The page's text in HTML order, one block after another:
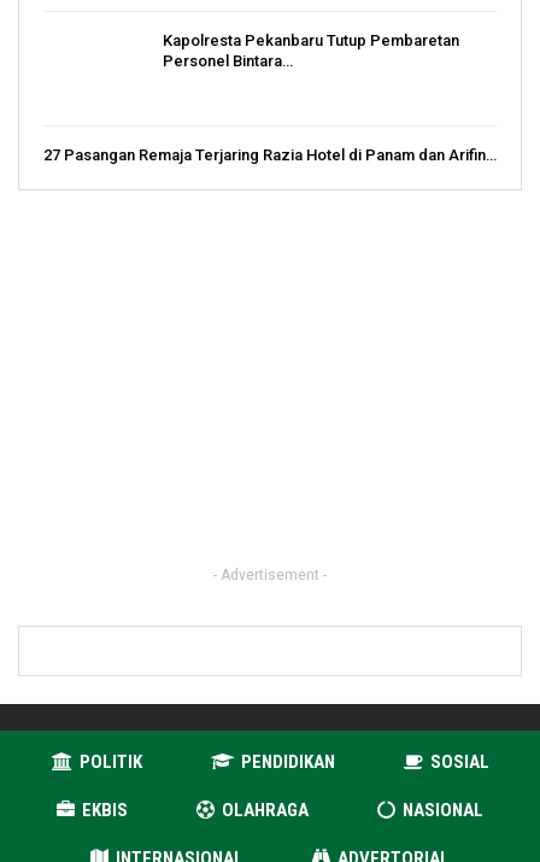
Kapolresta Pekanbaru Tutup Pembaretan
Personel Bintara…
27 Pasangan Remaja Terjaring Razia Hotel di Panam dan Arifin…
- Advertisement -
POLITIK PENDIDIKAN SOSIAL
EKBIS OLAHRAGA NASIONAL